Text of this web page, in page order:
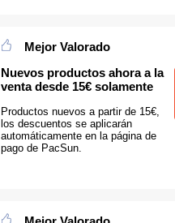
Mejor Valorado
Nuevos productos ahora a la
venta desde 15€ solamente
Productos nuevos a partir de 15€,
los descuentos se aplicarán
automáticamente en la página de
pago de PacSun.